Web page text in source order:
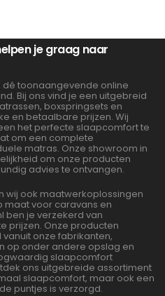
je graag naar
dé toonaangevende online
Bij ons vind je een uitgebreid
boxspringsets en
en betaalbare prijzen. Wij
het perfecte slaapcomfort te
om een complete
matras. Onze showroom in
om onze producten
advies te ontvangen.
wij ook maatwerkoplossingen
maat voor caravans en
ben je verzekerd van
prijzen. Onze producten
onze fabrikanten,
op onder andere opslag en
slaapcomfort
ons uitgebreide assortiment
slaapcomfort, maar ook een
puntjes is verzorgd.